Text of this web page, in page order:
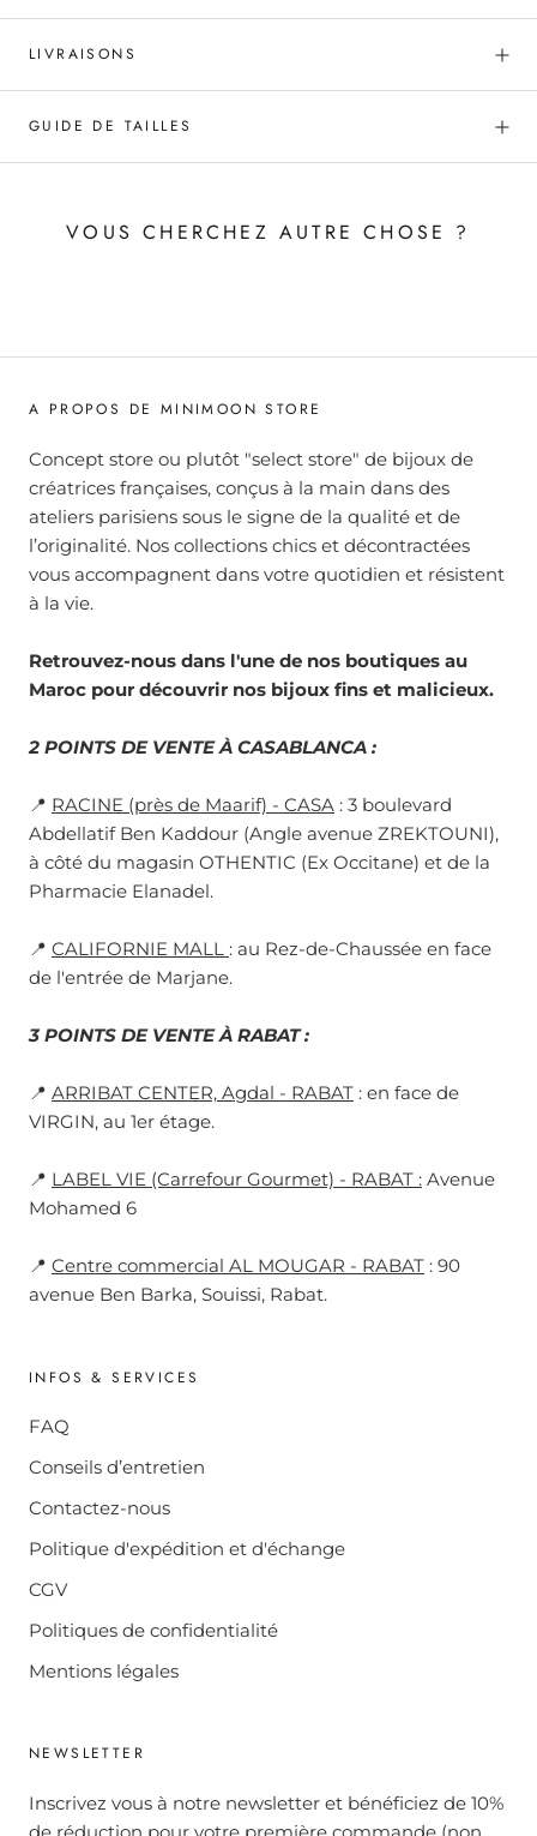
LIVRAISONS
GUIDE DE TAILLES
VOUS CHERCHEZ AUTRE CHOSE ?
A PROPOS DE MINIMOON STORE
Concept store ou plutôt "select store" de bijoux de
créatrices françaises, conçus à la main dans des
ateliers parisiens sous le signe de la qualité et de
l’originalité. Nos collections chics et décontractées
vous accompagnent dans votre quotidien et résistent
à la vie.
Retrouvez-nous dans l'une de nos boutiques au
Maroc pour découvrir nos bijoux fins et malicieux.
2 POINTS DE VENTE À CASABLANCA :
📍 RACINE (près de Maarif) - CASA : 3 boulevard
Abdellatif Ben Kaddour (Angle avenue ZREKTOUNI),
à côté du magasin OTHENTIC (Ex Occitane) et de la
Pharmacie Elanadel.
📍 CALIFORNIE MALL : au Rez-de-Chaussée en face
de l'entrée de Marjane.
3 POINTS DE VENTE À RABAT :
📍 ARRIBAT CENTER, Agdal - RABAT : en face de
VIRGIN, au 1er étage.
📍 LABEL VIE (Carrefour Gourmet) - RABAT : Avenue
Mohamed 6
📍 Centre commercial AL MOUGAR - RABAT : 90
avenue Ben Barka, Souissi, Rabat.
INFOS & SERVICES
FAQ
Conseils d’entretien
Contactez-nous
Politique d'expédition et d'échange
CGV
Politiques de confidentialité
Mentions légales
NEWSLETTER
Inscrivez vous à notre newsletter et bénéficiez de 10%